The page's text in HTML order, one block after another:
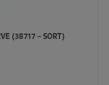
(38717 – SORT)